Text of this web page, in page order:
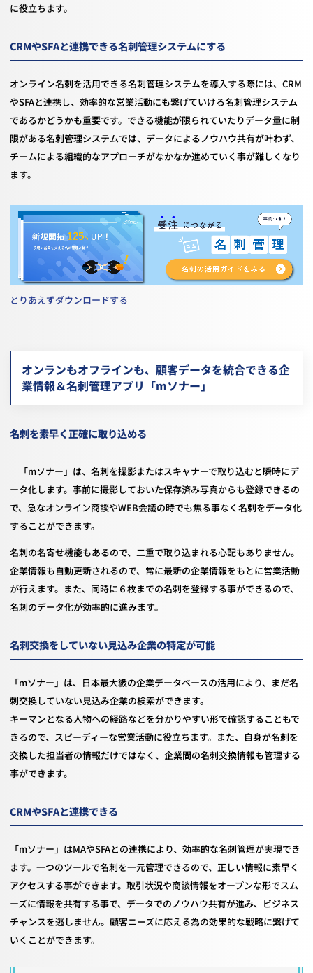
に役立ちます。
CRMやSFAと連携できる名刺管理システムにする
オンライン名刺を活用できる名刺管理システムを導入する際には、CRM
やSFAと連携し、効率的な営業活動にも繋げていける名刺管理システム
であるかどうかも重要です。できる機能が限られていたりデータ量に制
限がある名刺管理システムでは、データによるノウハウ共有が叶わず、
チームによる組織的なアプローチがなかなか進めていく事が難しくなり
ます。
とりあえずダウンロードする
オンランもオフラインも、顧客データを統合できる企
業情報＆名刺管理アプリ「mソナー」
名刺を素早く正確に取り込める
「mソナー」は、名刺を撮影またはスキャナーで取り込むと瞬時にデ
ータ化します。事前に撮影しておいた保存済み写真からも登録できるの
で、急なオンライン商談やWEB会議の時でも焦る事なく名刺をデータ化
することができます。
名刺の名寄せ機能もあるので、二重で取り込まれる心配もありません。
企業情報も自動更新されるので、常に最新の企業情報をもとに営業活動
が行えます。また、同時に６枚までの名刺を登録する事ができるので、
名刺のデータ化が効率的に進みます。
名刺交換をしていない見込み企業の特定が可能
「mソナー」は、日本最大級の企業データベースの活用により、まだ名
刺交換していない見込み企業の検索ができます。
キーマンとなる人物への経路などを分かりやすい形で確認することもで
きるので、スピーディーな営業活動に役立ちます。また、自身が名刺を
交換した担当者の情報だけではなく、企業間の名刺交換情報も管理する
事ができます。
CRMやSFAと連携できる
「mソナー」はMAやSFAとの連携により、効率的な名刺管理が実現でき
ます。一つのツールで名刺を一元管理できるので、正しい情報に素早く
アクセスする事ができます。取引状況や商談情報をオープンな形でスム
ーズに情報を共有する事で、データでのノウハウ共有が進み、ビジネス
チャンスを逃しません。顧客ニーズに応える為の効果的な戦略に繋げて
いくことができます。